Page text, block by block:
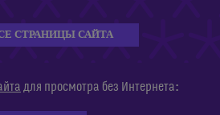
СТРАНИЦЫ САЙТА
для просмотра без Интернета: